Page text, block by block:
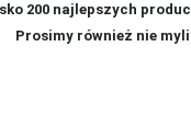
200 najlepszych
Prosimy również nie